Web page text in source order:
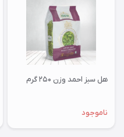
هل سبز احمد وزن ۲۵۰ گرم
ناموجود